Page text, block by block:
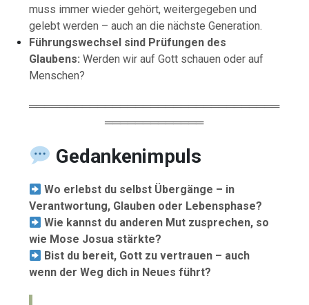
muss immer wieder gehört, weitergegeben und
gelebt werden – auch an die nächste Generation.
Führungswechsel sind Prüfungen des
Glaubens: Werden wir auf Gott schauen oder auf
Menschen?
═════════════════════════════════
═════════════
Gedankenimpuls
Wo erlebst du selbst Übergänge – in
Verantwortung, Glauben oder Lebensphase?
Wie kannst du anderen Mut zusprechen, so
wie Mose Josua stärkte?
Bist du bereit, Gott zu vertrauen – auch
wenn der Weg dich in Neues führt?